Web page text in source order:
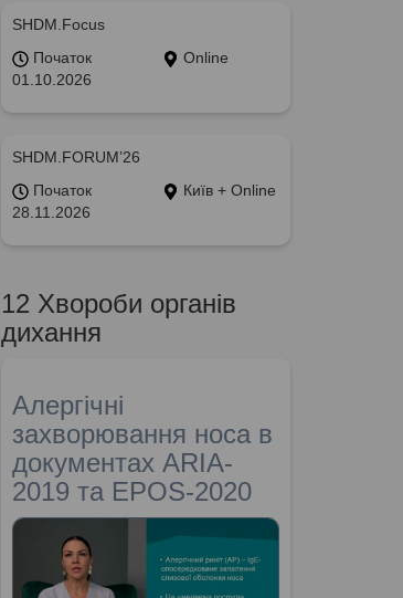
SHDM.Focus
Початок
01.10.2026
Online
SHDM.FORUM’26
Початок
28.11.2026
Київ + Online
12 Хвороби органів
дихання
Алергічні
захворювання носа в
документах ARIA-
2019 та EPOS-2020